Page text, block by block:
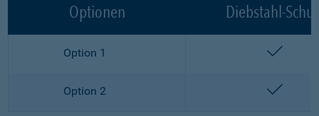
Optionen Diebstahl-
Option 1
Option 2